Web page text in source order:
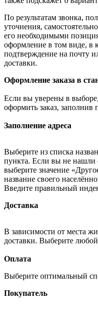
По результатам звонка,
уточнения,
его необходимыми
оформление в том виде, в
подтверждение на почту
доставки.
Оформление заказа в
Если вы уверены в
оформить заказ, заполнив
Заполнение адреса
Выберите из списка
пункта. Если вы не нашли
выберите значение
название своего
Введите правильный
Доставка
В зависимости от места
доставки. Выберите
Оплата
Выберите оптимальный
Покупатель